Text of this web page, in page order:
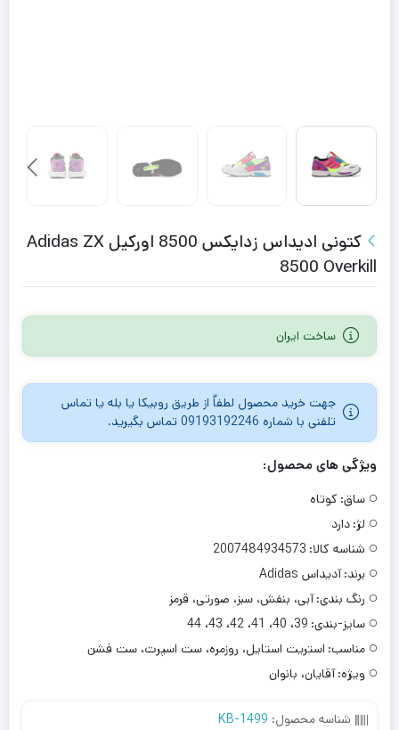
کتونی ادیداس زدایکس 8500 اورکیل Adidas ZX
8500 Overkill
ساخت ایران
جهت خرید محصول لطفاٌ از طریق روبیکا یا بله یا تماس
تلفنی با شماره 09193192246 تماس بگیرید.
ویژگی های محصول:
ساق: کوتاه
لژ: دارد
شناسه کالا: 2007484934573
برند: آدیداس Adidas
رنگ بندی: آبی، بنفش، سبز، صورتی، قرمز
سایز-بندی: 39، 40، 41، 42، 43، 44
مناسب: استریت استایل، روزمره، ست اسپرت، ست فشن
ویژه: آقایان، بانوان
شناسه محصول: KB-1499